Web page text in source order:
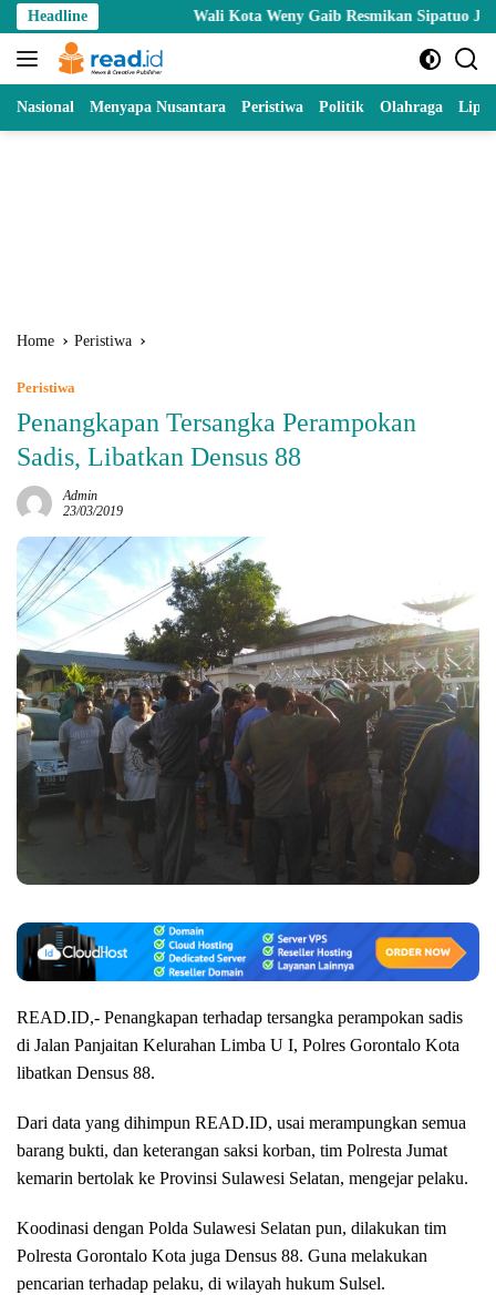
Skip
to
content
Headline Wali Kota Weny Gaib Resmikan Sipatuo Jr Sport
Nasional Menyapa Nusantara Peristiwa Politik Olahraga
Home Peristiwa
Peristiwa
Penangkapan Tersangka Perampokan
Sadis, Libatkan Densus 88
Admin
23/03/2019
READ.ID,- Penangkapan terhadap tersangka perampokan sadis
di Jalan Panjaitan Kelurahan Limba U I, Polres Gorontalo Kota
libatkan Densus 88.
Dari data yang dihimpun READ.ID, usai merampungkan semua
barang bukti, dan keterangan saksi korban, tim Polresta Jumat
kemarin bertolak ke Provinsi Sulawesi Selatan, mengejar pelaku.
Koodinasi dengan Polda Sulawesi Selatan pun, dilakukan tim
Polresta Gorontalo Kota juga Densus 88. Guna melakukan
pencarian terhadap pelaku, di wilayah hukum Sulsel.